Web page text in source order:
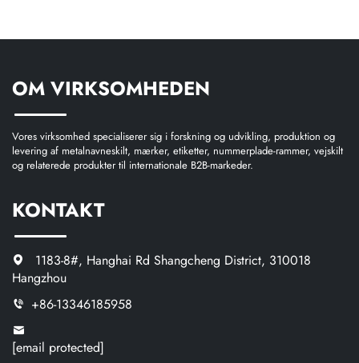
OM VIRKSOMHEDEN
Vores virksomhed specialiserer sig i forskning og udvikling, produktion og
levering af metalnavneskilt, mærker, etiketter, nummerplade-rammer, vejskilt
og relaterede produkter til internationale B2B-markeder.
KONTAKT
1183-8#, Hanghai Rd Shangcheng District, 310018
Hangzhou
+86-13346185958
[email protected]